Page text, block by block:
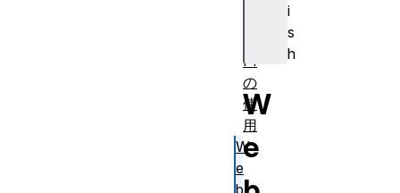
i
s
h
W
e
PI
の
使
用
W
e